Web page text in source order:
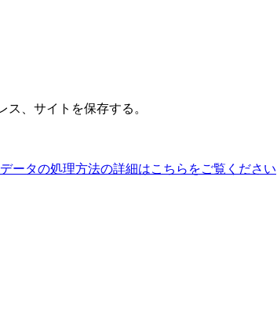
、サイトを保存する。
ータの処理方法の詳細はこちらをご覧ください